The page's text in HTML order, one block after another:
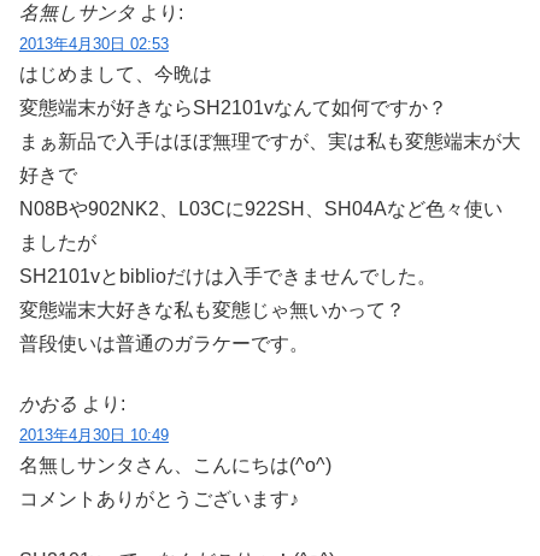
名無しサンタ より:
2013年4月30日 02:53
はじめまして、今晩は
変態端末が好きならSH2101vなんて如何ですか？
まぁ新品で入手はほぼ無理ですが、実は私も変態端末が大
好きで
N08Bや902NK2、L03Cに922SH、SH04Aなど色々使い
ましたが
SH2101vとbiblioだけは入手できませんでした。
変態端末大好きな私も変態じゃ無いかって？
普段使いは普通のガラケーです。
かおる より:
2013年4月30日 10:49
名無しサンタさん、こんにちは(^o^)
コメントありがとうございます♪